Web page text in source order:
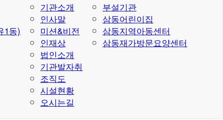
1동)
기관소개
인사말
미션&비전
인재상
법인소개
기관발자취
조직도
시설현황
오시는길
부설기관
삼동어린이집
삼동지역아동센터
삼동재가방문요양센터